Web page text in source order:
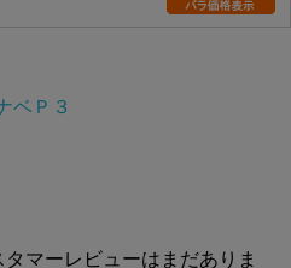
ベＰ３
マーレビューはまだありま